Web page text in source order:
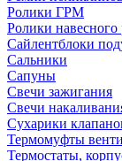
Ролики ГРМ
Ролики навесного
Сайлентблоки
Сальники
Сапуны
Свечи зажигания
Свечи
Сухарики
Термомуфты
Термостаты,